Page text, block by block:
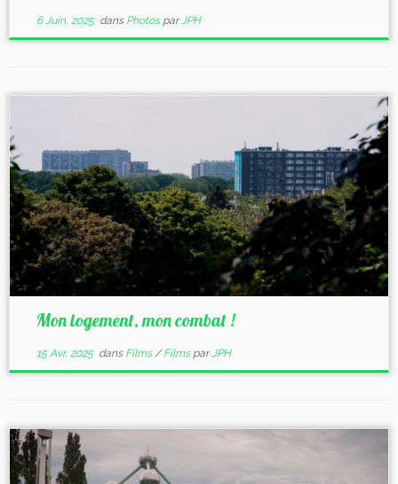
6 Juin, 2025dans Photos parJPH
Mon logement, mon combat !
15 Avr, 2025dans Films/Films parJPH